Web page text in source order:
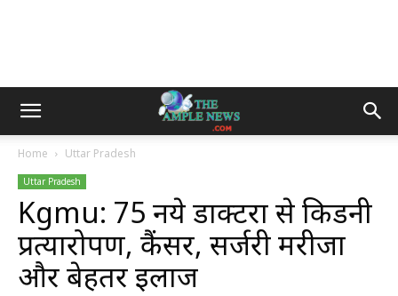
Home Uttar Pradesh
Uttar Pradesh
Kgmu: 75 नये डाक्टरों से किडनी
प्रत्यारोपण, कैंसर, सर्जरी मरीजों
और बेहतर इलाज